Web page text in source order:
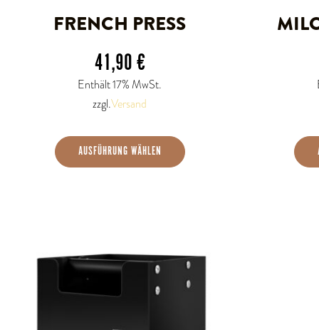
FRENCH PRESS
41,90€
Enthält 17% MwSt.
zzgl.Versand
AUSFÜHRUNG WÄHLEN
auf
Produktseite
gewählt
werden